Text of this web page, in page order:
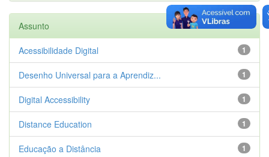
Assunto
1
Acessibilidade Digital
1
Desenho Universal para a Aprendiz...
1
Digital Accessibility
1
Distance Education
1
Educação a Distância